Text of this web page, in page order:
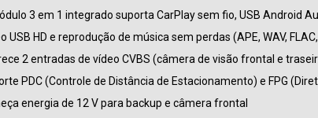
3 em 1 integrado suporta CarPlay sem fio, USB Android
USB HD e reprodução de música sem perdas (APE, WAV,
2 entradas de vídeo CVBS (câmera de visão frontal e
PDC (Controle de Distância de Estacionamento) e FPG
energia de 12 V para backup e câmera frontal